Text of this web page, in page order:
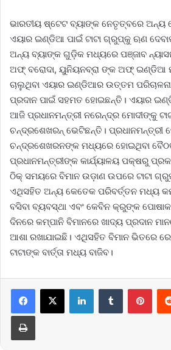
ଭାରତୀୟ ଷ୍ଟେଟ ବ୍ୟାଙ୍କ ନେତୃତ୍ବରେ ଅନ୍ୟ
ଏୟାର ଇଣ୍ଡିଆ ପାଇଁ ଟାଟା ଗ୍ରୁପ୍‌କୁ ଋଣ
ଅନ୍ୟ ବ୍ୟାଙ୍କ ଗୁଡ଼ିକ ମଧ୍ୟରେ ପଞ୍ଜାବ
ଅଫ୍‌ ବରୋଦା, ୟୁନିୟନବ୍ରା ଙ୍କ ଅଫ୍ ଇଣ୍ଡିଆ
ଚାଲୁଥିବା ଏୟାର ଇଣ୍ଡିଆର ଉତ୍ତମ
ପ୍ରଦାନ ପାଇଁ ସହମତ ହୋଇଛନ୍ତି। ଏୟାର
ଆଜି ପ୍ରଧାନମନ୍ତ୍ରୀ ନରେନ୍ଦ୍ର ମୋଦୀଙ୍କୁ
ଚନ୍ଦ୍ରଶେଖରନ୍ ଭେଟିଛନ୍ତି। ପ୍ରଧାନମନ୍ତ୍ରୀ
‌ଚନ୍ଦ୍ରଶେଖରନଙ୍କ ମଧ୍ୟରେ ହୋଇଥିବା
ପ୍ରଧାନମନ୍ତ୍ରୀଙ୍କ କାର୍ଯ୍ୟାଳୟ ପକ୍ଷରୁ
ଠିକ୍ ସମୟରେ ବିମାନ ଉଡ଼ାଣ ଉପରେ ଟାଟା
ଏଥିସହିତ ଅନ୍ୟ‌ କେତେକ ପରିବର୍ତ୍ତନ ମଧ୍ୟ
ବସିବା ବ୍ୟବସ୍ଥା ଏବଂ କେବିନ କ୍ରୁଙ୍କ
ଦିନରେ କମ୍ପାନି ବିମାନରେ ଖାଦ୍ୟ ପ୍ରଦାନ
ଆଶା ରଖାଯାଇଛି। ଏଥିସହିତ ବିମାନ ଭିତରେ
ଟାଟାଙ୍କ ବାର୍ତ୍ତା ମଧ୍ୟ ବାଜିବ।